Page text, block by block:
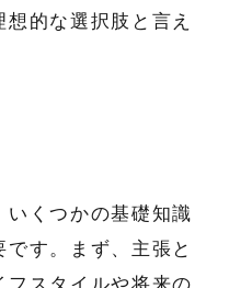
的な選択肢と言え
くつかの基礎知識
す。まず、主張と